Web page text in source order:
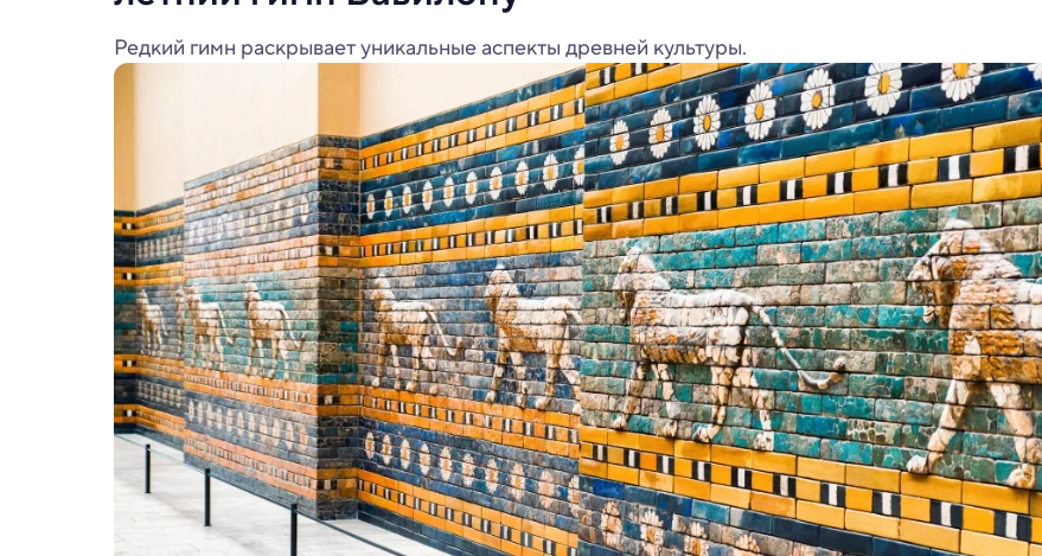
Редкий гимн раскрывает уникальные аспекты древней культуры.